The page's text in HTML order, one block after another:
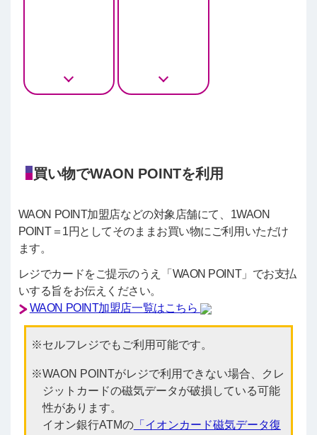
買い物でWAON POINTを利用
WAON POINT加盟店などの対象店舗にて、1WAON
POINT＝1円としてそのままお買い物にご利用いただけ
ます。
レジでカードをご提示のうえ「WAON POINT」でお支払
いする旨をお伝えください。
WAON POINT加盟店一覧はこちら
セルフレジでもご利用可能です。
WAON POINTがレジで利用できない場合、クレ
ジットカードの磁気データが破損している可能
性があります。
イオン銀行ATMの「イオンカード磁気データ復